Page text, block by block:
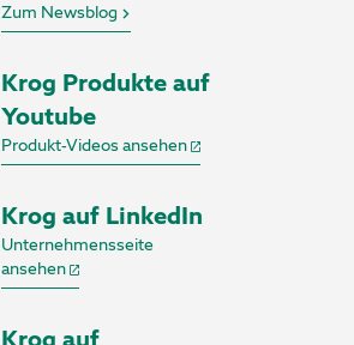
Zum Newsblog
Krog Produkte auf
Youtube
Produkt-Videos ansehen
Krog auf LinkedIn
Unternehmensseite
ansehen